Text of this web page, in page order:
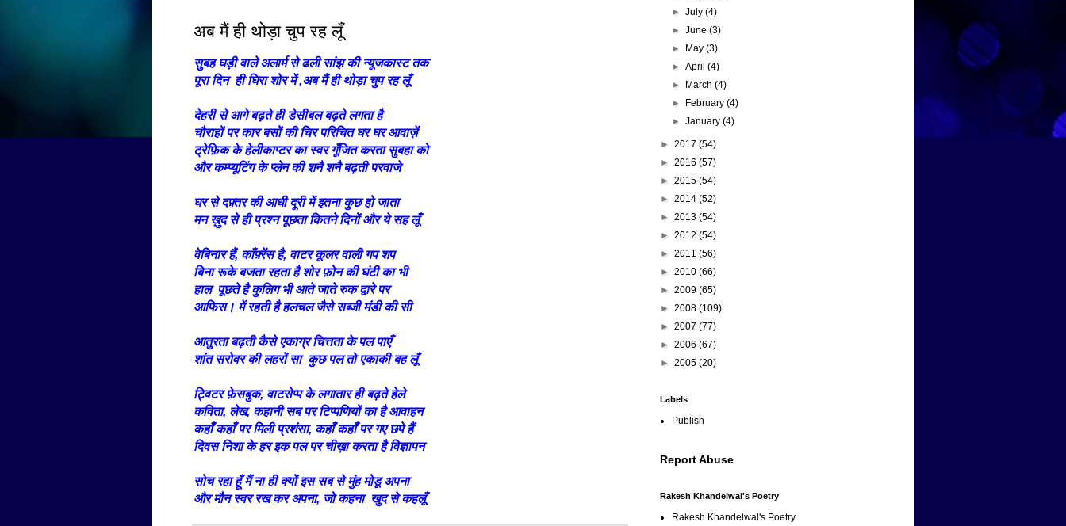
अब मैं ही थोड़ा चुप रह लूँ
सुबह घड़ी वाले अलार्म से ढली सांझ की न्यूजकास्ट तक
पूरा दिन ही घिरा शोर में ,अब मैं ही थोड़ा चुप रह लूँ
देहरी से आगे बढ़ते ही डेसीबल बढ़ते लगता है
चौराहों पर कार बसों की चिर परिचित घर घर आवाज़ें
ट्रेफ़िक के हेलीकाप्टर का स्वर गूँजित करता सुबहा को
और कम्प्यूटिंग के प्लेन की शनै शनै बढ़ती परवाजे
घर से दफ़्तर की आधी दूरी में इतना कुछ हो जाता
मन ख़ुद से ही प्रश्न पूछता कितने दिनों और ये सह लूँ
वेबिनार हैं, काँफ़्रेंस है, वाटर कूलर वाली गप शप
बिना रूके बजता रहता है शोर फ़ोन की घंटी का भी
हाल पूछते है कुलिग भी आते जाते रुक द्वारे पर
आफिस। में रहती है हलचल जैसे सब्जी मंडी की सी
आतुरता बढ़ती कैसे एकाग्र चित्तता के पल पाएँ
शांत सरोवर की लहरों सा कुछ पल तो एकाकी बह लूँ
ट्विटर फ़ेसबुक, वाटसेप्प के लगातार ही बढ़ते हेले
कविता, लेख, कहानी सब पर टिप्पणियों का है आवाहन
कहाँ कहाँ पर मिली प्रशंसा, कहाँ कहाँ पर गए छपे हैं
दिवस निशा के हर इक पल पर चीख़ा करता है विज्ञापन
सोच रहा हूँ मैं ना ही क्यों इस सब से मुंह मोडू अपना
और मौन स्वर रख कर अपना, जो कहना खुद से कहलूँ
►July(4)
►June(3)
►
May(3)
►April(4)
►
March(4)
►
February(4)
►January(4)
► 2017 (54)
► 2016 (57)
► 2015 (54)
► 2014 (52)
► 2013 (54)
► 2012 (54)
► 2011 (56)
► 2010 (66)
► 2009 (65)
► 2008 (109)
► 2007 (77)
► 2006 (67)
► 2005 (20)
Labels
Publish
Report Abuse
Rakesh Khandelwal's Poetry
Rakesh Khandelwal's Poetry